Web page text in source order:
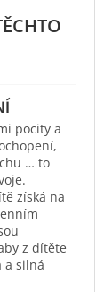
pocity a
… to
získá na
z dítěte
a silná